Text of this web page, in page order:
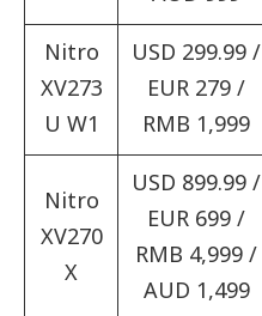
Nitro
XV273
U W1
USD 299.99 /
EUR 279 /
RMB 1,999
Nitro
XV270
X
USD 899.99 /
EUR 699 /
RMB 4,999 /
AUD 1,499